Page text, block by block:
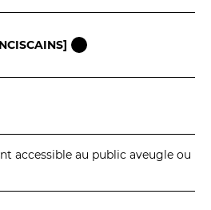
accessible au public aveugle ou